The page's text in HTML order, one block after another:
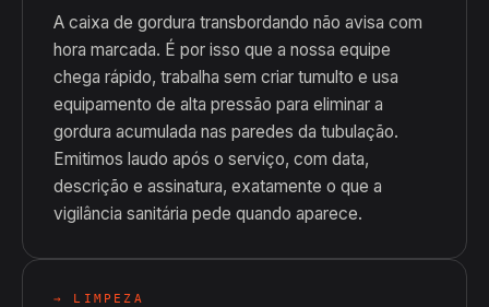
A caixa de gordura transbordando não avisa com
hora marcada. É por isso que a nossa equipe
chega rápido, trabalha sem criar tumulto e usa
equipamento de alta pressão para eliminar a
gordura acumulada nas paredes da tubulação.
Emitimos laudo após o serviço, com data,
descrição e assinatura, exatamente o que a
vigilância sanitária pede quando aparece.
→ LIMPEZA